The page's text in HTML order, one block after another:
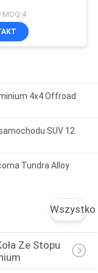
MOQ:4
4x4 Offroad
SUV 12
Tundra Alloy
Wszystko
Ze Stopu